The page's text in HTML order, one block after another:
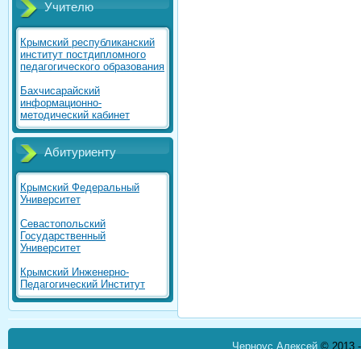
Учителю
Крымский республиканский
институт постдипломного
педагогического образования
Бахчисарайский
информационно-
методический кабинет
Абитуриенту
Крымский Федеральный
Университет
Севастопольский
Государственный
Университет
Крымский Инженерно-
Педагогический Институт
Черноус Алексей © 2013